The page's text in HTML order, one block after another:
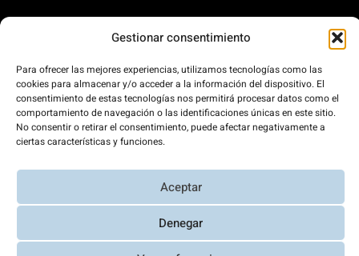
Gestionar consentimiento
Para ofrecer las mejores experiencias, utilizamos tecnologías como las
cookies para almacenar y/o acceder a la información del dispositivo. El
consentimiento de estas tecnologías nos permitirá procesar datos como el
comportamiento de navegación o las identificaciones únicas en este sitio.
No consentir o retirar el consentimiento, puede afectar negativamente a
ciertas características y funciones.
Aceptar
Denegar
+34 625 47 42 11
fundacion@fundacionrenovables.org
comunicacion@fundacionrenovables.org
300%. Web 100% impulsada por energías